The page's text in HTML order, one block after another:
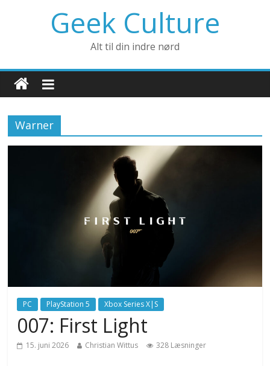
Geek Culture
Alt til din indre nørd
Warner
PC PlayStation 5 Xbox Series X|S
007: First Light
15. juni 2026 Christian Wittus 328 Læsninger